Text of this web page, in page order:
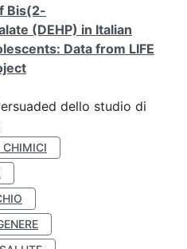
Bis(2-
(DEHP) in Italian
Data from LIFE
dello studio di